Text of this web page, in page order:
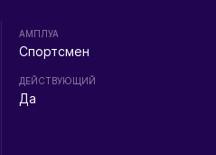
АМПЛУА
Спортсмен
ДЕЙСТВУЮЩИЙ
Да